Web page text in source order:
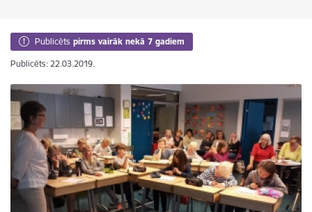
Publicēts pirms vairāk nekā 7 gadiem
Publicēts: 22.03.2019.